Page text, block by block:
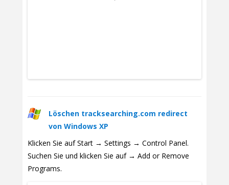
Löschen tracksearching.com redirect
von Windows XP
Klicken Sie auf Start → Settings → Control Panel.
Suchen Sie und klicken Sie auf → Add or Remove
Programs.